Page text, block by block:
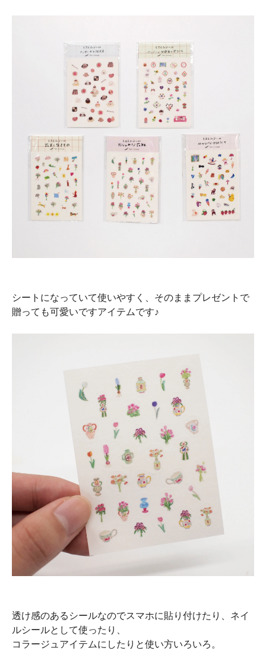
シートになっていて使いやすく、そのままプレゼントで
贈っても可愛いですアイテムです♪
透け感のあるシールなのでスマホに貼り付けたり、ネイ
ルシールとして使ったり、
コラージュアイテムにしたりと使い方いろいろ。